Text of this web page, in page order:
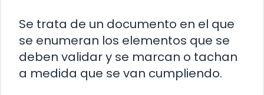
Se trata de un documento en el que
se enumeran los elementos que se
deben validar y se marcan o tachan
a medida que se van cumpliendo.